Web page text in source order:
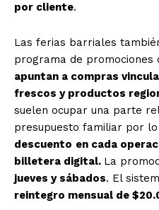
por cliente.
Las ferias barriales
programa de promociones
apuntan a compras
frescos y productos
suelen ocupar una parte
presupuesto familiar por
descuento en cada
billetera digital. La
jueves y sábados. El
reintegro mensual de